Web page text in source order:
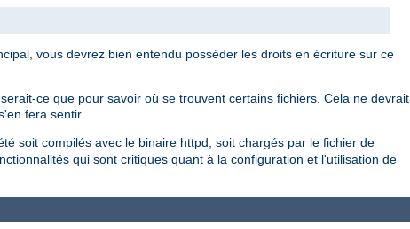
vous devrez bien entendu posséder les droits en écriture sur ce
ce que pour savoir où se trouvent certains fichiers. Cela ne devrait
fera sentir.
soit compilés avec le binaire httpd, soit chargés par le fichier de
qui sont critiques quant à la configuration et l'utilisation de